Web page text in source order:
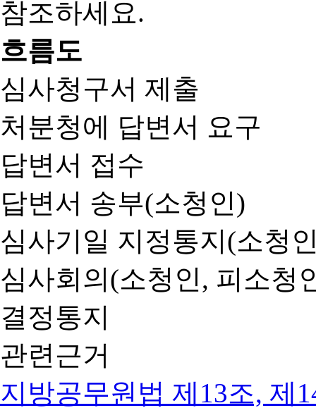
흐름도
심사청구서 제출
처분청에 답변서 요구
답변서 접수
답변서 송부(소청인)
심사기일 지정통지(소청
심사회의(소청인, 피소청
결정통지
관련근거
지방공무원법 제13조, 제